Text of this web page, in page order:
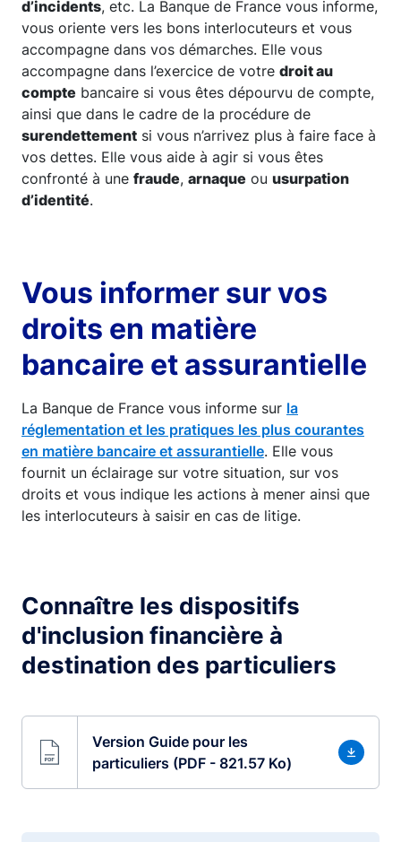
d’incidents, etc. La Banque de France vous informe,
vous oriente vers les bons interlocuteurs et vous
accompagne dans vos démarches. Elle vous
accompagne dans l’exercice de votre droit au
compte bancaire si vous êtes dépourvu de compte,
ainsi que dans le cadre de la procédure de
surendettement si vous n’arrivez plus à faire face à
vos dettes. Elle vous aide à agir si vous êtes
confronté à une fraude, arnaque ou usurpation
d’identité.
Vous informer sur vos
droits en matière
bancaire et assurantielle
La Banque de France vous informe sur la
réglementation et les pratiques les plus courantes
en matière bancaire et assurantielle. Elle vous
fournit un éclairage sur votre situation, sur vos
droits et vous indique les actions à mener ainsi que
les interlocuteurs à saisir en cas de litige.
Connaître les dispositifs
d'inclusion financière à
destination des particuliers
Version Guide pour les
particuliers (PDF - 821.57 Ko)